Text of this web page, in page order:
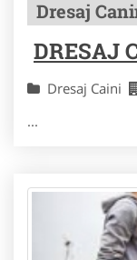
Dresaj
DRESAJ
Dresaj Caini
...